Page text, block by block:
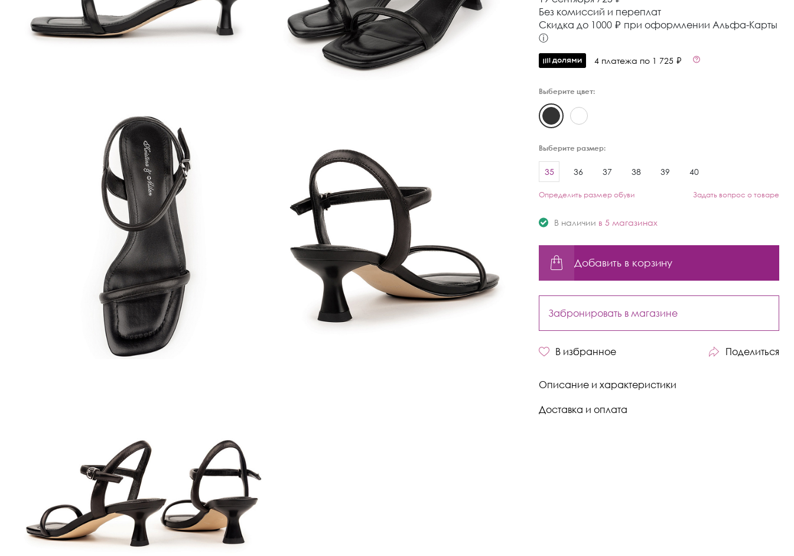
Полуботинки Кроссовки
Мюли
Полусапоги
Без комиссий и переплат
Cкидка до 1000 ₽ при оформлении Альфа-Карты
ⓘ
4 платежа по 1 725 ₽
Выберите цвет:
Выберите размер:
35 36 37 38 39 40
Определить размер обуви Задать вопрос о товаре
В наличии в 5 магазинах
Добавить в корзину
Забронировать в магазине
В избранное Поделиться
Описание и характеристики
Доставка и оплата